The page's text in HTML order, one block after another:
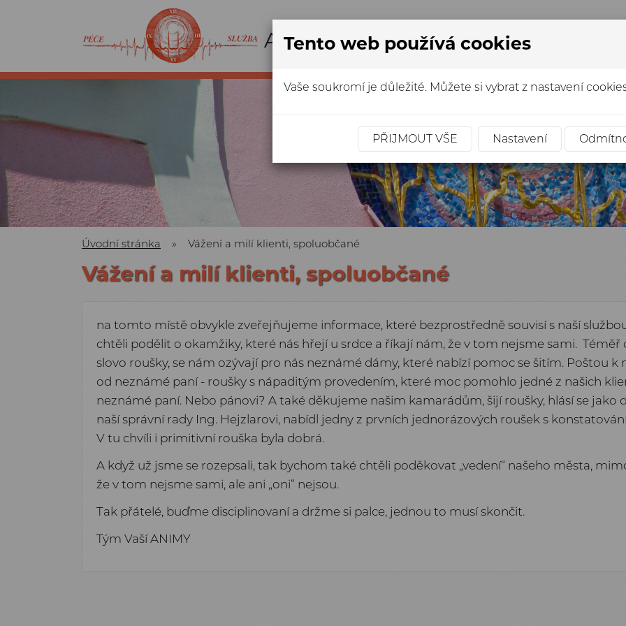
Úvodní stránka » Vážení a milí klienti, spoluobčané
Vážení a milí klienti, spoluobčané
na tomto místě obvykle zveřejňujeme informace, které bezprostředně souvisí s naší
chtěli podělit o okamžiky, které nás hřejí u srdce a říkají nám, že v tom nejsme sami.
slovo roušky, se nám ozývají pro nás neznámé dámy, které nabízí pomoc se šitím. Poštou k
od neznámé paní - roušky s nápaditým provedením, které moc pomohlo jedné z našich
neznámé paní. Nebo pánovi? A také děkujeme našim kamarádům, šijí roušky, hlásí se
naší správní rady Ing. Hejzlarovi, nabídl jedny z prvních jednorázových roušek s
V tu chvíli i primitivní rouška byla dobrá.
A když už jsme se rozepsali, tak bychom také chtěli poděkovat „vedení“ našeho města,
že v tom nejsme sami, ale ani „oni“ nejsou.
Tak přátelé, buďme disciplinovaní a držme si palce, jednou to musí skončit.
Tým Vaší ANIMY
Tento web používá cookies
Vaše soukromí je důležité. Můžete si vybrat z nastavení
PŘIJMOUT VŠE Nastavení